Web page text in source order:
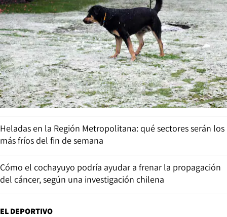
Heladas en la Región Metropolitana: qué sectores serán los
más fríos del fin de semana
Cómo el cochayuyo podría ayudar a frenar la propagación
del cáncer, según una investigación chilena
EL DEPORTIVO